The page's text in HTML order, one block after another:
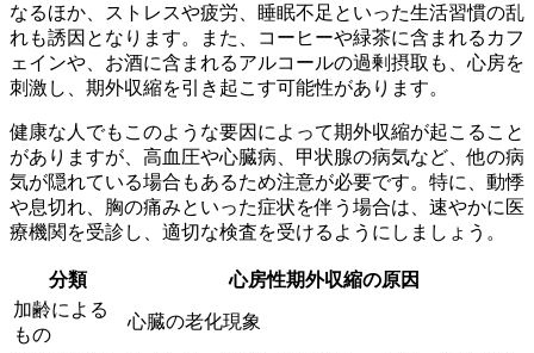
なるほか、ストレスや疲労、睡眠不足といった生活習慣の乱
れも誘因となります。また、コーヒーや緑茶に含まれるカフ
ェインや、お酒に含まれるアルコールの過剰摂取も、心房を
刺激し、期外収縮を引き起こす可能性があります。
健康な人でもこのような要因によって期外収縮が起こること
がありますが、高血圧や心臓病、甲状腺の病気など、他の病
気が隠れている場合もあるため注意が必要です。 特に、動悸
や息切れ、胸の痛みといった症状を伴う場合は、速やかに医
療機関を受診し、適切な検査を受けるようにしましょう。
分類
心房性期外収縮の原因
加齢による
もの
心臓の老化現象